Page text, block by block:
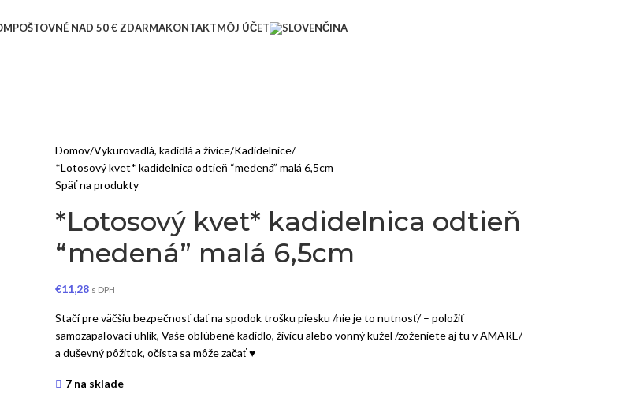
POŠTOVNÉ NAD 50 € ZDARMAKONTAKTMÔJ ÚČET
Domov Vykurovadlá, kadidlá a živice Kadidelnice
*Lotosový kvet* kadidelnica odtieň “medená” malá 6,5cm
Späť na produkty
*Lotosový kvet* kadidelnica odtieň
“medená” malá 6,5cm
€11,28 s DPH
Stačí pre väčšiu bezpečnosť dať na spodok trošku piesku /nie je to nutnosť/ – položiť
samozapaľovací uhlík, Vaše obľúbené kadidlo, živicu alebo vonný kužel /zoženiete aj tu v AMARE/
a duševný pôžitok, očista sa môže začať ♥
7 na sklade